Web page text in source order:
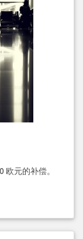
元的补偿。